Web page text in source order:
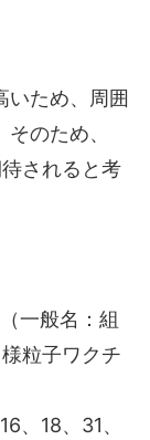
いため、周囲
のため、
されると考
一般名：組
粒子ワクチ
、18、31、